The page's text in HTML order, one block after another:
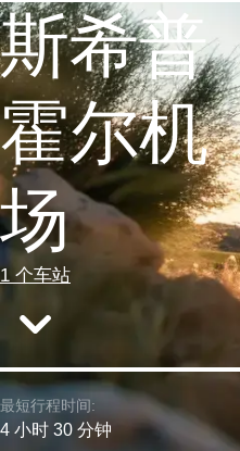
斯希普
霍尔机
场
1 个车站
最短行程时间:
4 小时 30 分钟